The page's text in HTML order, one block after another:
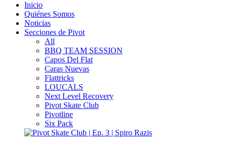
Inicio
Quiénes Somos
Noticias
Secciones de Pivot
All
BBQ TEAM SESSION
Capos Del Flat
Caras Nuevas
Flattricks
LOUCALS
Next Level Recovery
Pivot Skate Club
Pivotline
Six Pack